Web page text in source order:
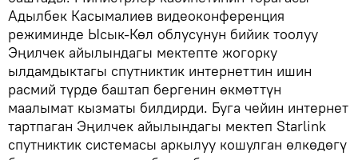
Адылбек Касымалиев видеоконференция
режиминде Ысык-Көл облусунун бийик тоолуу
Эңилчек айылындагы мектепте жогорку
ылдамдыктагы спутниктик интернеттин ишин
расмий түрдө баштап бергенин өкмөттүн
маалымат кызматы билдирди. Буга чейин интернет
тартпаган Эңилчек айылындагы мектеп Starlink
спутниктик системасы аркылуу кошулган өлкөдөгү